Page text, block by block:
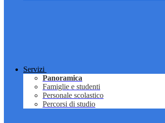
Servizi
Panoramica
Famiglie e studenti
Personale scolastico
Percorsi di studio